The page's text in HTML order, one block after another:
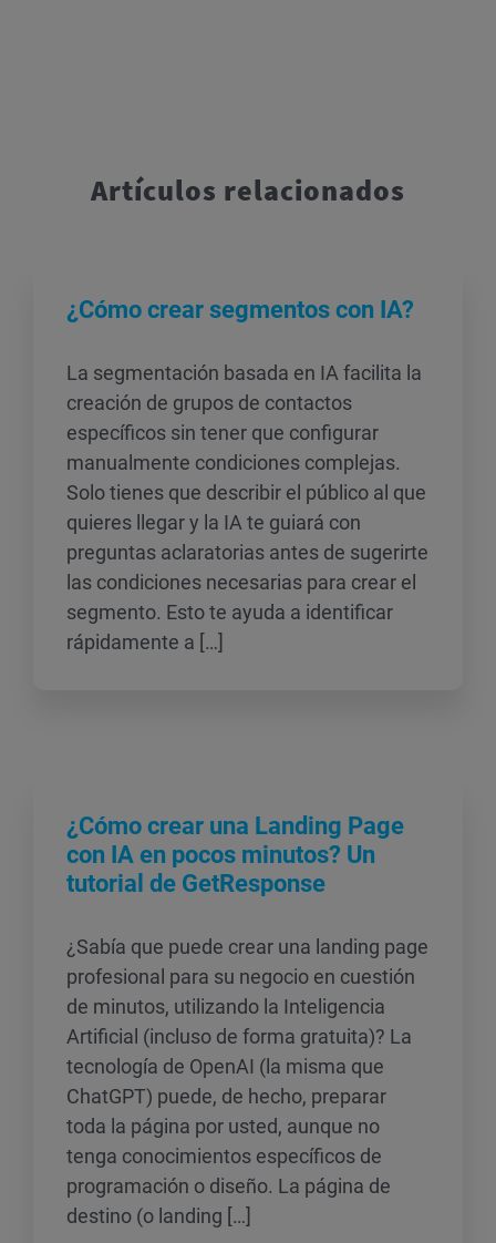
Artículos relacionados
¿Cómo crear segmentos con IA?
La segmentación basada en IA facilita la
creación de grupos de contactos
específicos sin tener que configurar
manualmente condiciones complejas.
Solo tienes que describir el público al que
quieres llegar y la IA te guiará con
preguntas aclaratorias antes de sugerirte
las condiciones necesarias para crear el
segmento. Esto te ayuda a identificar
rápidamente a […]
¿Cómo crear una Landing Page
con IA en pocos minutos? Un
tutorial de GetResponse
¿Sabía que puede crear una landing page
profesional para su negocio en cuestión
de minutos, utilizando la Inteligencia
Artificial (incluso de forma gratuita)? La
tecnología de OpenAI (la misma que
ChatGPT) puede, de hecho, preparar
toda la página por usted, aunque no
tenga conocimientos específicos de
programación o diseño. La página de
destino (o landing […]